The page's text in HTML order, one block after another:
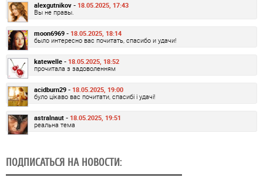
alexgutnikov - 18.05.2025, 17:43
Вы не правы.
moon6969 - 18.05.2025, 18:14
было интересно вас почитать, спасибо и удачи!
katewelle - 18.05.2025, 18:52
прочитала з задоволенням
acidburn29 - 18.05.2025, 19:00
було цікаво вас почитати, спасибі і удачі!
astralnaut - 18.05.2025, 19:51
реальна тема
ПОДПИСАТЬСЯ НА НОВОСТИ: